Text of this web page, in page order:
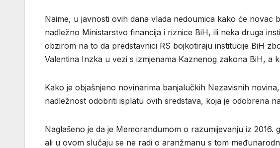
Naime, u javnosti ovih dana vlada nedoumica kako će
nadležno Ministarstvo financija i riznice BiH, ili neka druga
obzirom na to da predstavnici RS bojkotiraju institucije BiH
Valentina Inzka u vezi s izmjenama Kaznenog zakona BiH, a
Kako je objašnjeno novinarima banjalučkih Nezavisnih
nadležnost odobriti isplatu ovih sredstava, koja je odobrena
Naglašeno je da je Memorandumom o razumijevanju iz
ali u ovom slučaju se ne radi o aranžmanu s tom